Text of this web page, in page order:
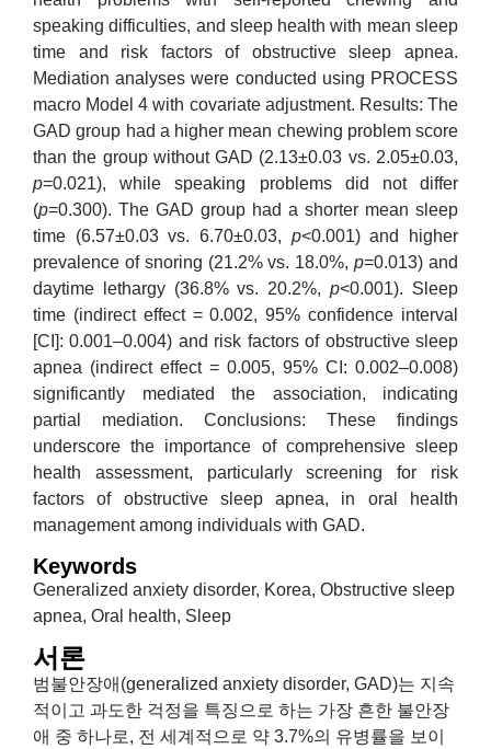
speaking difficulties, and sleep health with mean sleep
time and risk factors of obstructive sleep apnea.
Mediation analyses were conducted using PROCESS
macro Model 4 with covariate adjustment. Results: The
GAD group had a higher mean chewing problem score
than the group without GAD (2.13±0.03 vs. 2.05±0.03,
p=0.021), while speaking problems did not differ
(p=0.300). The GAD group had a shorter mean sleep
time (6.57±0.03 vs. 6.70±0.03, p<0.001) and higher
prevalence of snoring (21.2% vs. 18.0%,p=0.013) and
daytime lethargy (36.8% vs. 20.2%,p<0.001). Sleep
time (indirect effect = 0.002, 95% confidence interval
[CI]: 0.001–0.004) and risk factors of obstructive sleep
apnea (indirect effect = 0.005, 95% CI: 0.002–0.008)
significantly mediated the association, indicating
partial mediation. Conclusions: These findings
underscore the importance of comprehensive sleep
health assessment, particularly screening for risk
factors of obstructive sleep apnea, in oral health
management among individuals with GAD.
Keywords
Generalized anxiety disorder, Korea, Obstructive sleep
apnea, Oral health, Sleep
서론
범불안장애(generalized anxiety disorder, GAD)는 지속
적이고 과도한 걱정을 특징으로 하는 가장 흔한 불안장
애 중 하나로, 전 세계적으로 약 3.7%의 유병률을 보이